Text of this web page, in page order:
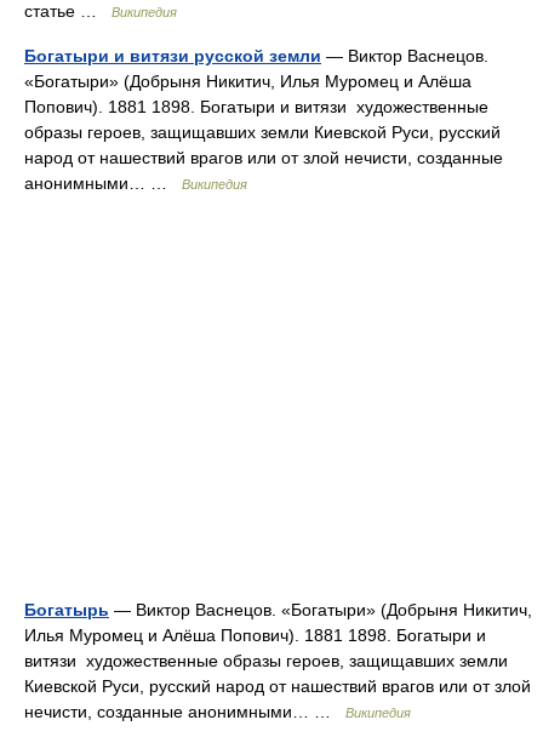
статье …
Википедия
Богатыри и витязи русской земли — Виктор Васнецов.
«Богатыри» (Добрыня Никитич, Илья Муромец и Алёша
Попович). 1881 1898. Богатыри и витязи художественные
образы героев, защищавших земли Киевской Руси, русский
народ от нашествий врагов или от злой нечисти, созданные
анонимными… …
Википедия
Богатырь — Виктор Васнецов. «Богатыри» (Добрыня Никитич,
Илья Муромец и Алёша Попович). 1881 1898. Богатыри и
витязи художественные образы героев, защищавших земли
Киевской Руси, русский народ от нашествий врагов или от злой
нечисти, созданные анонимными… …
Википедия